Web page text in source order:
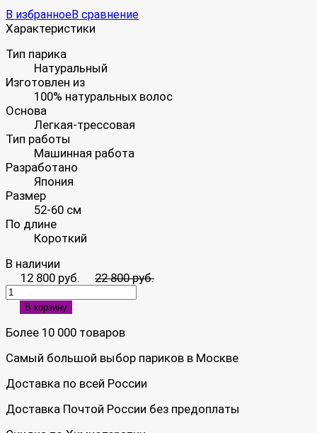
В избранноеВ сравнение
Характеристики
Тип парика
Натуральный
Изготовлен из
100% натуральных волос
Основа
Легкая-трессовая
Тип работы
Машинная работа
Разработано
Япония
Размер
52-60 см
По длине
Короткий
В наличии
12 800 руб.
22 800 руб.
В корзину
Более 10 000 товаров
Самый большой выбор париков в Москве
Доставка по всей России
Доставка Почтой России без предоплаты